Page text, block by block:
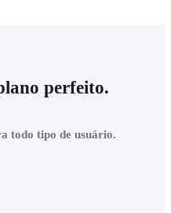
perfeito.
todo tipo de usuário.